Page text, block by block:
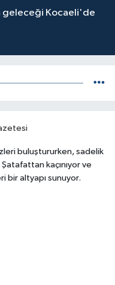
geleceği Kocaeli'de
buluştururken, sadelik
kaçınıyor ve
bir altyapı sunuyor.